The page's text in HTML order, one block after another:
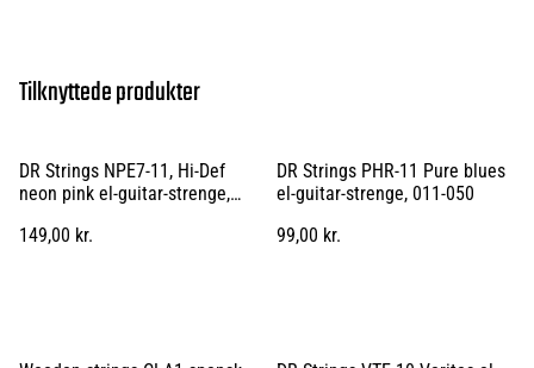
Tilknyttede produkter
DR Strings NPE7-11, Hi-Def
neon pink el-guitar-strenge,
149,00 kr.
DR Strings PHR-11 Pure blues
el-guitar-strenge, 011-050
99,00 kr.